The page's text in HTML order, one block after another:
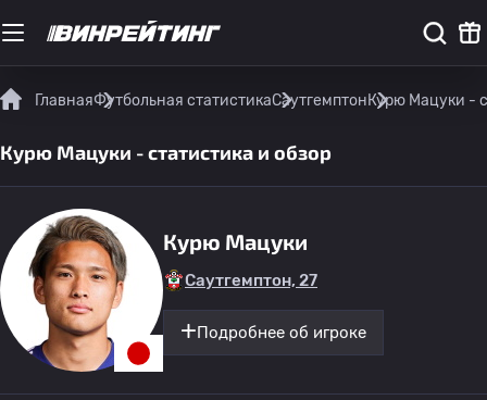
ГлавнаяФутбольная статистикаСаутгемптонКурю Мацуки -
Курю Мацуки - статистика и обзор
Курю Мацуки
Саутгемптон, 27
Подробнее об игроке